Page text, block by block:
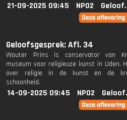
21-09-2025 09:45 NPO2
Geloofsgesprek: Afl. 34
Wouter Prins is conservator van
museum voor religieuze kunst in Uden.
over religie in de kunst en de
schoonheid.
14-09-2025 09:45 NPO2